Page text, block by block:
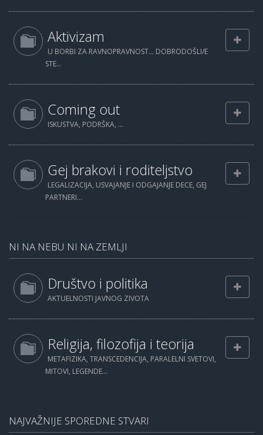
Aktivizam
U BORBI ZA RAVNOPRAVNOST... DOBRODOŠLI/E
STE...
Coming out
ISKUSTVA, PODRŠKA, ...
Gej brakovi i roditeljstvo
LEGALIZACIJA, USVAJANJE I ODGAJANJE DECE, GEJ
PARTNERI...
NI NA NEBU NI NA ZEMLJI
Društvo i politika
AKTUELNOSTI JAVNOG ZIVOTA
Religija, filozofija i teorija
METAFIZIKA, TRANSCEDENCIJA, PARALELNI SVETOVI,
MITOVI, LEGENDE...
NAJVAŽNIJE SPOREDNE STVARI